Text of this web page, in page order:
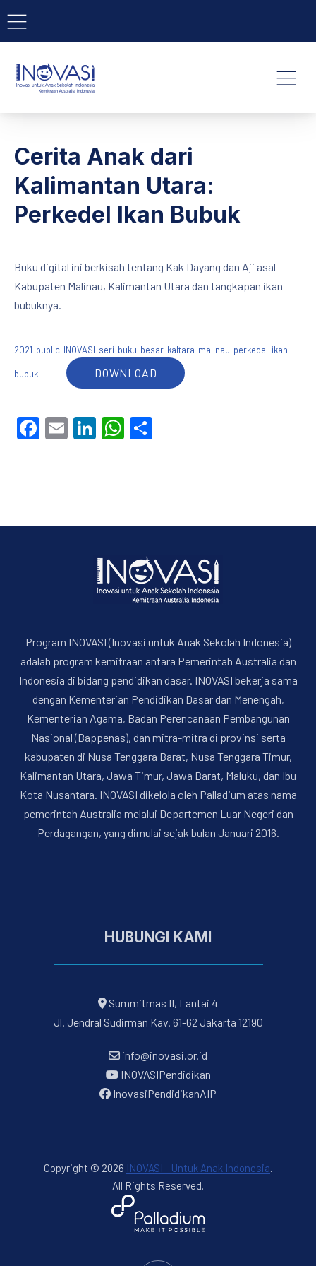
BAR NAVIGATION
INOVASI - Untuk Anak
Cerita Anak dari
Kalimantan Utara:
Perkedel Ikan Bubuk
Buku digital ini berkisah tentang Kak Dayang dan Aji asal
Kabupaten Malinau, Kalimantan Utara dan tangkapan ikan
bubuknya.
2021-public-INOVASI-seri-buku-besar-kaltara-malinau-perkedel-ikan-
bubuk DOWNLOAD
Facebook
EmailLinkedIn
WhatsApp
Program INOVASI (Inovasi untuk Anak Sekolah Indonesia)
adalah program kemitraan antara Pemerintah Australia dan
Indonesia di bidang pendidikan dasar. INOVASI bekerja sama
dengan Kementerian Pendidikan Dasar dan Menengah,
Kementerian Agama, Badan Perencanaan Pembangunan
Nasional (Bappenas), dan mitra-mitra di provinsi serta
kabupaten di Nusa Tenggara Barat, Nusa Tenggara Timur,
Kalimantan Utara, Jawa Timur, Jawa Barat, Maluku, dan Ibu
Kota Nusantara. INOVASI dikelola oleh Palladium atas nama
pemerintah Australia melalui Departemen Luar Negeri dan
Perdagangan, yang dimulai sejak bulan Januari 2016.
HUBUNGI KAMI
Summitmas II, Lantai 4
Jl. Jendral Sudirman Kav. 61-62 Jakarta 12190
info@inovasi.or.id
INOVASIPendidikan
InovasiPendidikanAIP
Copyright © 2026 INOVASI - Untuk Anak Indonesia.
All Rights Reserved.
FORQY
PREVIOUS